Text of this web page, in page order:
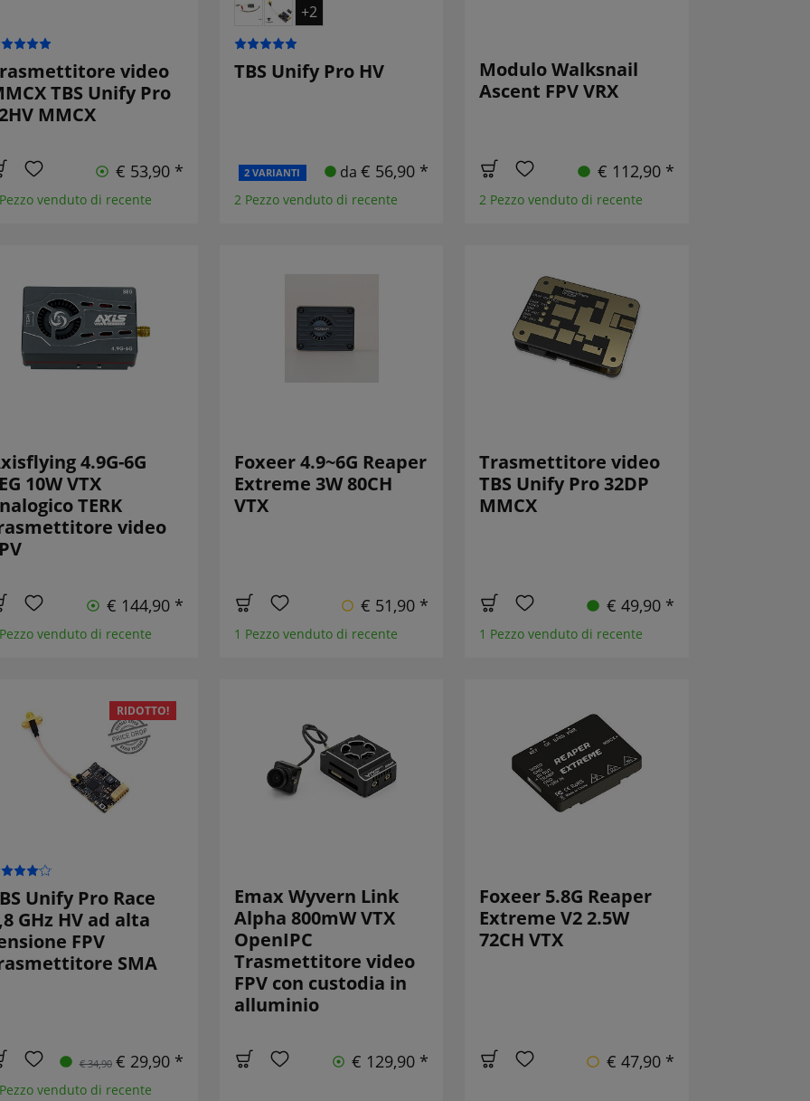
video
TBS Unify Pro
MMCX
€ 53,90 *
venduto di recente
+2
TBS Unify Pro HV
da€ 56,90 *
2 VARIANTI
2 Pezzo venduto di recente
Modulo Walksnail
Ascent FPV VRX
€ 112,90 *
2 Pezzo venduto di recente
4.9G-6G
10W VTX
TERK
video
€ 144,90 *
venduto di recente
Foxeer 4.9~6G Reaper
Extreme 3W 80CH
VTX
€ 51,90 *
1 Pezzo venduto di recente
Trasmettitore video
TBS Unify Pro 32DP
MMCX
€ 49,90 *
1 Pezzo venduto di recente
RIDOTTO!
Unify Pro Race
GHz HV ad alta
FPV
SMA
€ 34,90 € 29,90 *
venduto di recente
Emax Wyvern Link
Alpha 800mW VTX
OpenIPC
Trasmettitore video
FPV con custodia in
alluminio
€ 129,90 *
Foxeer 5.8G Reaper
Extreme V2 2.5W
72CH VTX
€ 47,90 *